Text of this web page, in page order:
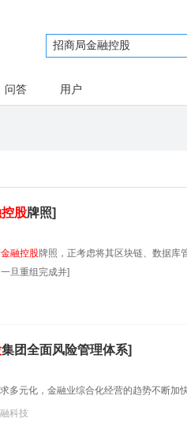
问答 用户
股牌照]
金融控股牌照，正考虑将其区块链、数据库
旦重组完成并]
集团全面风险管理体系]
多元化，金融业综合化经营的趋势不断加
科技